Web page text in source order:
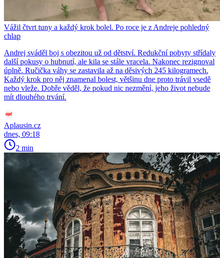
Vážil čtvrt tuny a každý krok bolel. Po roce je z Andreje pohledný
chlap
Andrej sváděl boj s obezitou už od dětství. Redukční pobyty střídaly
další pokusy o hubnutí, ale kila se stále vracela. Nakonec rezignoval
úplně. Ručička váhy se zastavila až na děsivých 245 kilogramech.
Každý krok pro něj znamenal bolest, většinu dne proto trávil vsedě
nebo vleže. Dobře věděl, že pokud nic nezmění, jeho život nebude
mít dlouhého trvání.
Aplausin.cz
dnes, 09:18
2 min